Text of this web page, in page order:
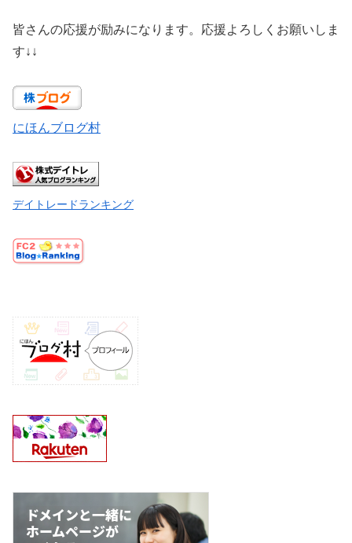
皆さんの応援が励みになります。応援よろしくお願いしま
す↓↓
にほんブログ村
デイトレードランキング